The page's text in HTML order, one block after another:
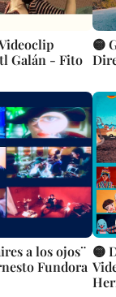
Galán - Fito
🟡
a los ojos¨
Fundora
🟡